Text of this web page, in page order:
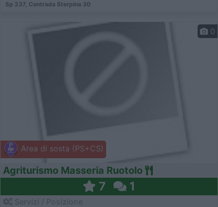
Sp 237, Contrada Sterpina 30
Area di sosta (PS+CS)
0
Agriturismo Masseria Ruotolo
7 1